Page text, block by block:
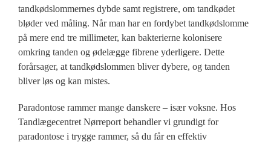
tandkødslommernes dybde samt registrere, om tandkødet
bløder ved måling. Når man har en fordybet tandkødslomme
på mere end tre millimeter, kan bakterierne kolonisere
omkring tanden og ødelægge fibrene yderligere. Dette
forårsager, at tandkødslommen bliver dybere, og tanden
bliver løs og kan mistes.
Paradontose rammer mange danskere – især voksne. Hos
Tandlægecentret Nørreport behandler vi grundigt for
paradontose i trygge rammer, så du får en effektiv